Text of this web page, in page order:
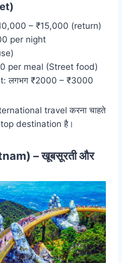
– ₹15,000 (return)
per night
per meal (Street food)
लगभग ₹2000 – ₹3000
travel करना चाहते
destination है।
–खूबसूरती और